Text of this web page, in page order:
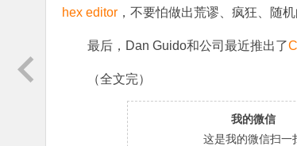
hex editor ，不要怕做出荒谬、疯狂、随
最后，Dan Guido和公司最近推出了
（全文完）
我的微信
这是我的微信扫一